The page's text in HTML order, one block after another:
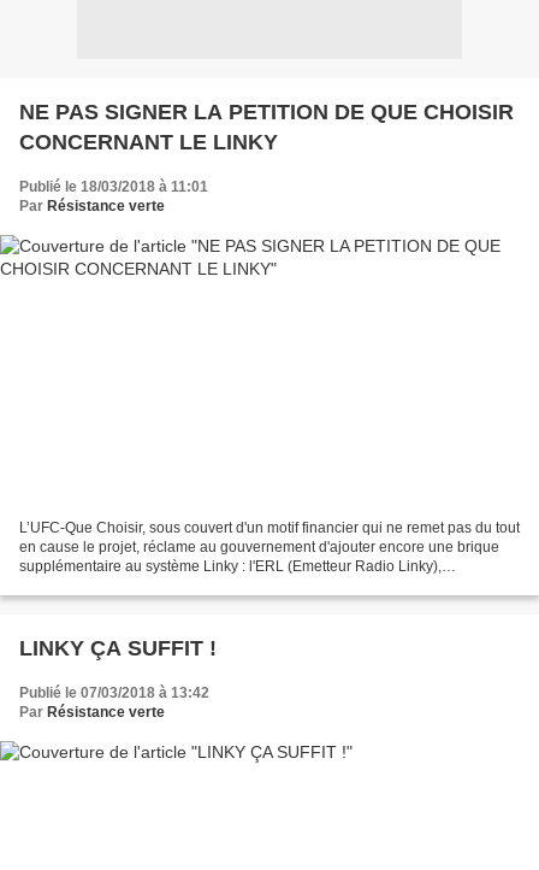
NE PAS SIGNER LA PETITION DE QUE CHOISIR
CONCERNANT LE LINKY
Publié le 18/03/2018 à 11:01
Par Résistance verte
L’UFC-Que Choisir, sous couvert d'un motif financier qui ne remet pas du tout
en cause le projet, réclame au gouvernement d'ajouter encore une brique
supplémentaire au système Linky : l'ERL (Emetteur Radio Linky),
LINKY ÇA SUFFIT !
Publié le 07/03/2018 à 13:42
Par Résistance verte